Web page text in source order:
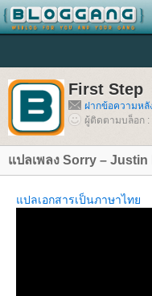
First Step
ฝากข้อความหลั
ผู้ติดตามบล็อก :
ปลเพลง Sorry – Justin
ปลเอกสารเป็นภาษาไท